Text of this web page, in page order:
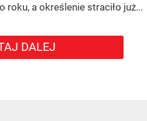
roku, a określenie straciło już...
DALEJ